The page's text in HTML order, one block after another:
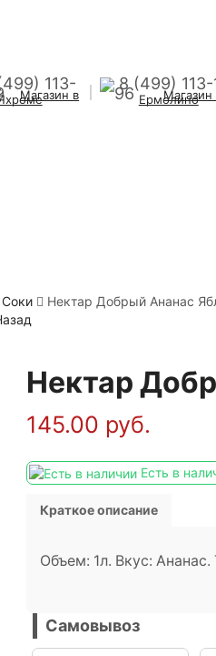
113-
Магазин в
8 (499) 113-
96 Магазин
Ермолино
Соки
Нектар Добрый Ананас
Нектар
145.00 руб.
Есть в
Краткое описание
Объем: 1л. Вкус:
Самовывоз